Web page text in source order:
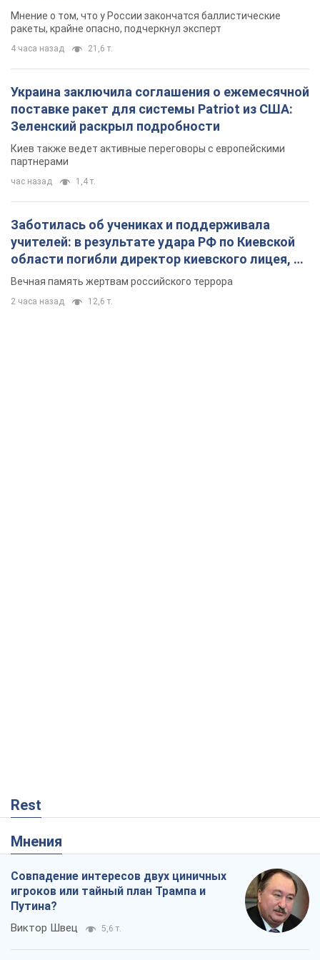
Мнение о том, что у России закончатся баллистические
ракеты, крайне опасно, подчеркнул эксперт
4 часа назад 21,6 т.
Украина заключила соглашения о ежемесячной
поставке ракет для системы Patriot из США:
Зеленский раскрыл подробности
Киев также ведет активные переговоры с европейскими
партнерами
час назад 1,4 т.
Заботилась об учениках и поддерживала
учителей: в результате удара РФ по Киевской
области погибли директор киевского лицея, её
муж и внук
Вечная память жертвам российского террора
2 часа назад 12,6 т.
Rest
Мнения
Совпадение интересов двух циничных
игроков или тайный план Трампа и
Путина?
Виктор Швец 5,6 т.